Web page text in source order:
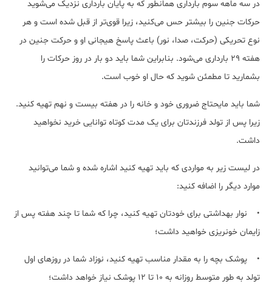
در سه ماهه سوم بارداری همانطور که به پایان بارداری نزدیک می‌شوید
حرکات جنین را بیشتر حس می‌کنید، زیرا قوی‌تر از قبل شده است و هر
نوع تحریکی (حرکت، صدا، نور) باعث پاسخ هیجانی او و حرکت جنین در
هفته 29 بارداری می‌شود. بنابراین شما باید دو بار در روز حرکات را
بشمارید تا مطمئن شوید که حال او خوب است.
شما باید مایحتاج ضروری خود و خانه را در هفته بیست و نهم تهیه کنید.
زیرا پس از تولد فرزندتان برای یک مدت کوتاه توانایی خرید نخواهید
داشت.
در لیست زیر به مواردی که باید تهیه کنید اشاره شده و شما می‌توانید
موارد دیگر را اضافه کنید:
• نوار بهداشتی برای خودتان تهیه کنید، چرا که شما تا چند هفته پس از
زایمان خونریزی خواهید داشت؛
• پوشک بچه را به مقدار مناسب تهیه کنید، نوزاد شما در روزهای اول
تولد به طور متوسط روزانه به 10 تا 12 پوشک نیاز خواهد داشت؛